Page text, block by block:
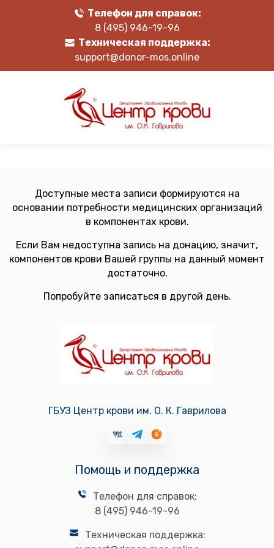
Телефон для справок:
8 (495) 946-19-96
Техническая поддержка:
support@donor-mos.online
Доступные места записи формируются на
основании потребности медицинских организаций
в компонентах крови.
Если Вам недоступна запись на донацию, значит,
компонентов крови Вашей группы на данный момент
достаточно.
Попробуйте записаться в другой день.
ГБУЗ Центр крови им. О. К. Гаврилова
Помощь и поддержка
Телефон для справок:
8 (495) 946-19-96
Техническая поддержка: